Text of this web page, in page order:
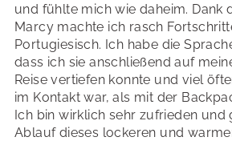
und fühlte mich wie daheim. Dank
Marcy machte ich rasch
Portugiesisch. Ich habe die
dass ich sie anschließend auf
Reise vertiefen konnte und viel
im Kontakt war, als mit der
Ich bin wirklich sehr zufrieden
Ablauf dieses lockeren und